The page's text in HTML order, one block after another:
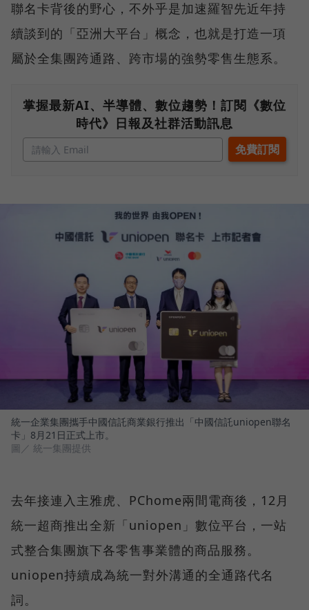
聯名卡背後的野心，不外乎是加速羅智先近年持
續談到的「亞洲大平台」概念，也就是打造一項
屬於全集團跨通路、跨市場的強勢零售生態系。
掌握最新AI、半導體、數位趨勢！訂閱《數位
時代》日報及社群活動訊息
統一企業集團攜手中國信託商業銀行推出「中國信託uniopen聯名
卡」8月21日正式上市。
圖／ 統一集團提供
去年接連入主雅虎、PChome兩間電商後，12月
統一超商推出全新「uniopen」數位平台，一站
式整合集團旗下各零售事業體的商品服務。
uniopen持續成為統一對外溝通的全通路代名
詞。